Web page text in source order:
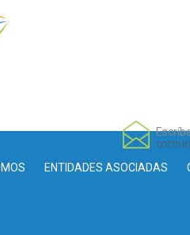
ENTIDADES ASOCIADAS